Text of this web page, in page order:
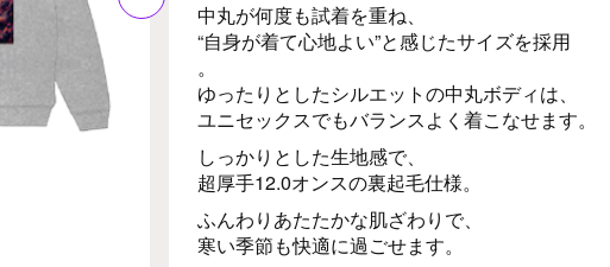
中丸が何度も試着を重ね、
“自身が着て心地よい”と感じたサイズを採用
。
ゆったりとしたシルエットの中丸ボディは、
ユニセックスでもバランスよく着こなせます。
しっかりとした生地感で、
超厚手12.0オンスの裏起毛仕様。
ふんわりあたたかな肌ざわりで、
寒い季節も快適に過ごせます。